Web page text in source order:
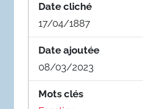
Date cliché
17/04/1887
Date ajoutée
08/03/2023
Mots clés